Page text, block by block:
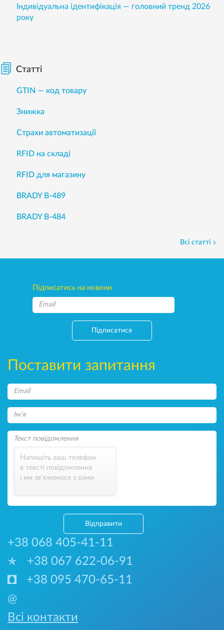
Індивідуальна ідентифікація — головний тренд 2026
року
Статті
GTIN — код товару
Знижка
Страхи автоматизації
RFID на складі
RFID для магазину
BRADY B-489
BRADY B-484
Всі статті
Підписатись на новини
Підписатися
Поставити запитання
Напишіть ваш телефон
в тексті повідомлення
і ми зв’яжемося з вами
Відправити
+38 068 405-41-11
+38 067 622-06-91
+38 095 470-65-11
@
Всі контакти